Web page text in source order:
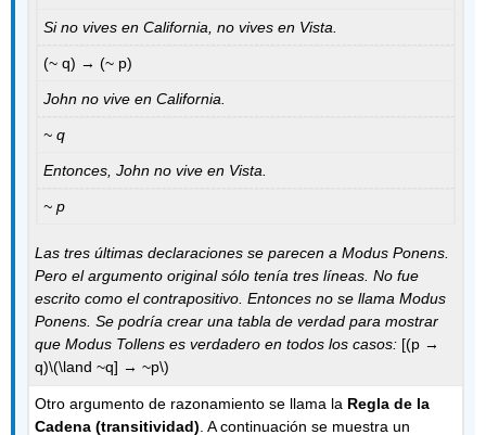
Si no vives en California, no vives en Vista.
(~ q) → (~ p)
John no vive en California.
~ q
Entonces, John no vive en Vista.
~ p
Las tres últimas declaraciones se parecen a Modus Ponens.
Pero el argumento original sólo tenía tres líneas. No fue
escrito como el contrapositivo. Entonces no se llama Modus
Ponens. Se podría crear una tabla de verdad para mostrar
que Modus Tollens es verdadero en todos los casos: [(p →
q)\(\land ~q] → ~p\)
Otro argumento de razonamiento se llama la Regla de la
Cadena (transitividad). A continuación se muestra un